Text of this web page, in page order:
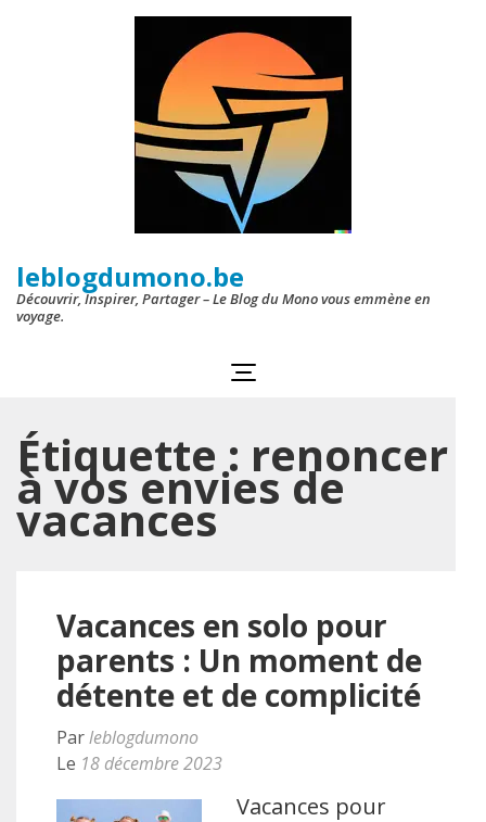
leblogdumono.be
Découvrir, Inspirer, Partager – Le Blog du Mono vous emmène en
voyage.
Étiquette : renoncer
à vos envies de
vacances
Vacances en solo pour
parents : Un moment de
détente et de complicité
Parleblogdumono
Le 18 décembre 2023
Vacances pour